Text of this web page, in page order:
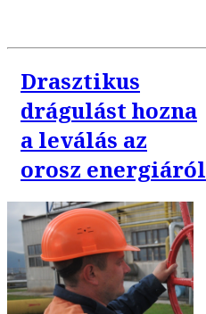
Drasztikus
drágulást hozna
a leválás az
orosz energiáról